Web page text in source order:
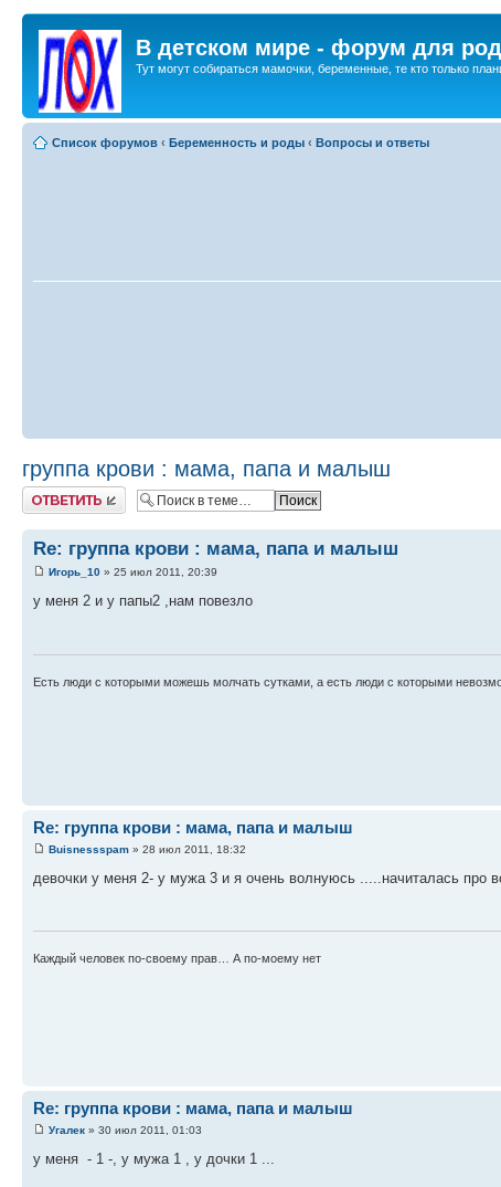
В детском мире - форум для
Тут могут собираться мамочки, беременные, те кто только
Список форумов ‹ Беременность и роды ‹ Вопросы и ответы
группа крови : мама, папа и малыш
Ответить
Re: группа крови : мама, папа и малыш
Игорь_10 » 25 июл 2011, 20:39
у меня 2 и у папы2 ,нам повезло
Есть люди с которыми можешь молчать сутками, а есть люди с которыми
Re: группа крови : мама, папа и малыш
Buisnessspam » 28 июл 2011, 18:32
девочки у меня 2- у мужа 3 и я очень волнуюсь .....начиталась про
Каждый человек по-своему прав… А по-моему нет
Re: группа крови : мама, папа и малыш
Угалек » 30 июл 2011, 01:03
у меня - 1 -, у мужа 1 , у дочки 1 ...